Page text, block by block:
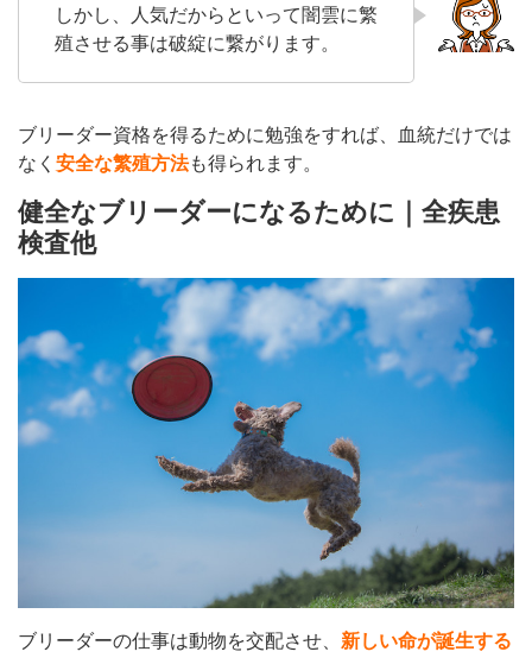
しかし、人気だからといって闇雲に繁
殖させる事は破綻に繋がります。
ブリーダー資格を得るために勉強をすれば、血統だけでは
なく 安全な繁殖方法も得られます。
健全なブリーダーになるために｜全疾患
検査他
ブリーダーの仕事は動物を交配させ、 新しい命が誕生する